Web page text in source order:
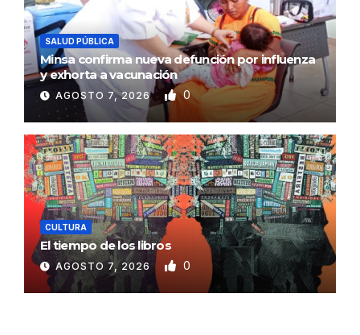
SALUD PÚBLICA
Minsa confirma nueva defunción por influenza
y exhorta a vacunación
AGOSTO 7, 2026 0
CULTURA
El tiempo de los libros
AGOSTO 7, 2026 0